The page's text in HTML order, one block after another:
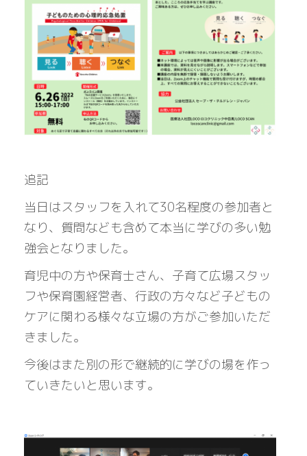
追記
当日はスタッフを入れて30名程度の参加者と
なり、質問なども含めて本当に学びの多い勉
強会となりました。
育児中の方や保育士さん、子育て広場スタッ
フや保育園経営者、行政の方々など子どもの
ケアに関わる様々な立場の方がご参加いただ
きました。
今後はまた別の形で継続的に学びの場を作っ
ていきたいと思います。